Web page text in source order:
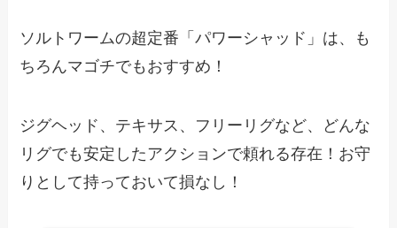
ソルトワームの超定番「パワーシャッド」は、も
ちろんマゴチでもおすすめ！
ジグヘッド、テキサス、フリーリグなど、どんな
リグでも安定したアクションで頼れる存在！お守
りとして持っておいて損なし！